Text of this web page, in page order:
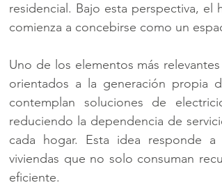
residencial. Bajo esta perspectiva,
comienza a concebirse como un
Uno de los elementos más
orientados a la generación propia
contemplan soluciones de
reduciendo la dependencia de
cada hogar. Esta idea responde
viviendas que no solo consuman
eficiente.